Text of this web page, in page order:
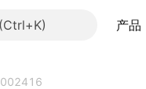
产品
002416